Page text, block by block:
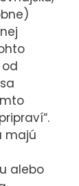
majú
alebo